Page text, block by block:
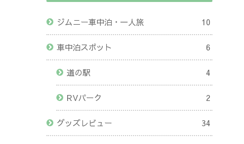
ジムニー車中泊・一人旅 10
車中泊スポット 6
道の駅 4
RVパーク 2
グッズレビュー 34